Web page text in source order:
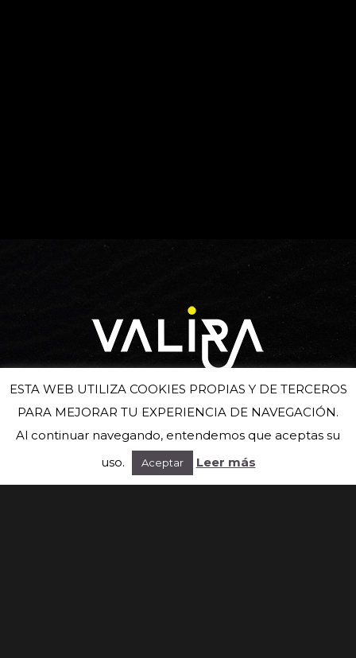
Suscríbete a nuestra newsletter
ESTA WEB UTILIZA COOKIES PROPIAS Y DE TERCEROS
PARA MEJORAR TU EXPERIENCIA DE NAVEGACIÓN.
Al continuar navegando, entendemos que aceptas su
uso.
Aceptar Leer más